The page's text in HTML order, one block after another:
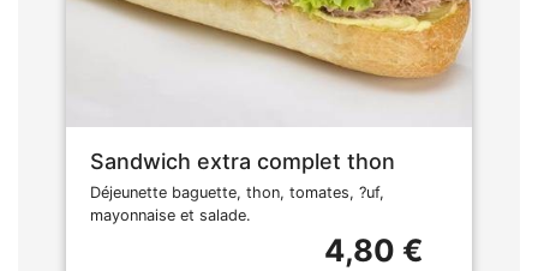
Sandwich extra complet thon
Déjeunette baguette, thon, tomates, ?uf,
mayonnaise et salade.
4,80 €